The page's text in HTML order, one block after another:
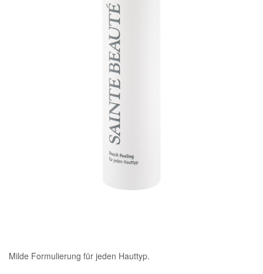
Milde Formulierung für jeden Hauttyp.